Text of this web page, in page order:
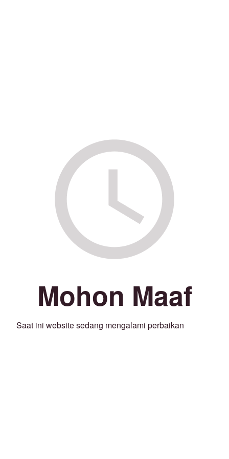
Mohon Maaf
Saat ini website sedang mengalami perbaikan